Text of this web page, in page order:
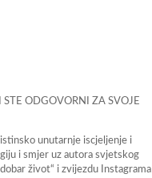
STE ODGOVORNI ZA SVOJE
unutarnje iscjeljenje i
i smjer uz autora svjetskog
život“ i zvijezdu Instagrama